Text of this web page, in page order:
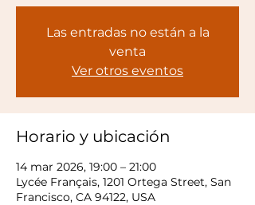
Las entradas no están a la
venta
Ver otros eventos
Horario y ubicación
14 mar 2026, 19:00 – 21:00
Lycée Français, 1201 Ortega Street, San
Francisco, CA 94122, USA